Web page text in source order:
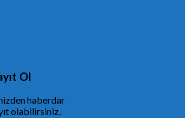
Ol
haberdar
olabilirsiniz.